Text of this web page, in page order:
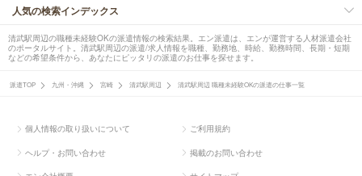
人気の検索インデックス
清武駅周辺の職種未経験OKの派遣情報の検索結果。エン派遣は、エンが運営する人材派遣会社
のポータルサイト。清武駅周辺の派遣/求人情報を職種、勤務地、時給、勤務時間、長期・短期
などの希望条件から、あなたにピッタリの派遣のお仕事を探せます。
派遣TOP 九州・沖縄 宮崎 清武駅周辺 清武駅周辺 職種未経験OKの派遣の仕事一覧
個人情報の取り扱いについて ご利用規約
ヘルプ・お問い合わせ 掲載のお問い合わせ